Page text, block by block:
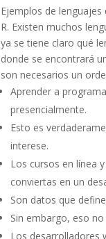
Ejemplos de lenguajes
R. Existen muchos
ya se tiene claro qué
donde se encontrará
son necesarios un
Aprender a
presencialmente.
Esto es
interese.
Los cursos en línea
conviertas en un
Son datos que
Sin embargo, eso
Los desarrolladores